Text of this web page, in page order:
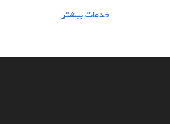
غذا و نوشیدنیخدمات بیشتر